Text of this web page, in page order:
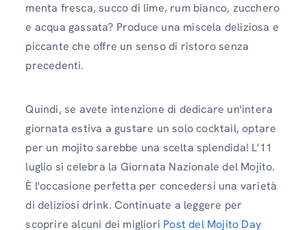
menta fresca, succo di lime, rum bianco, zucchero
e acqua gassata? Produce una miscela deliziosa e
piccante che offre un senso di ristoro senza
precedenti.
Quindi, se avete intenzione di dedicare un'intera
giornata estiva a gustare un solo cocktail, optare
per un mojito sarebbe una scelta splendida! L'11
luglio si celebra la Giornata Nazionale del Mojito.
È l'occasione perfetta per concedersi una varietà
di deliziosi drink. Continuate a leggere per
scoprire alcuni dei migliori Post del Mojito Day